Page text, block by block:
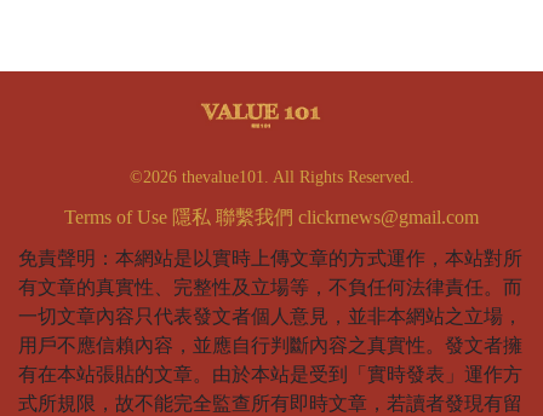
©2026 thevalue101. All Rights Reserved.
Terms of Use 隱私 聯繫我們 clickrnews@gmail.com
免責聲明：本網站是以實時上傳文章的方式運作，本站對所
有文章的真實性、完整性及立場等，不負任何法律責任。而
一切文章內容只代表發文者個人意見，並非本網站之立場，
用戶不應信賴內容，並應自行判斷內容之真實性。發文者擁
有在本站張貼的文章。由於本站是受到「實時發表」運作方
式所規限，故不能完全監查所有即時文章，若讀者發現有留